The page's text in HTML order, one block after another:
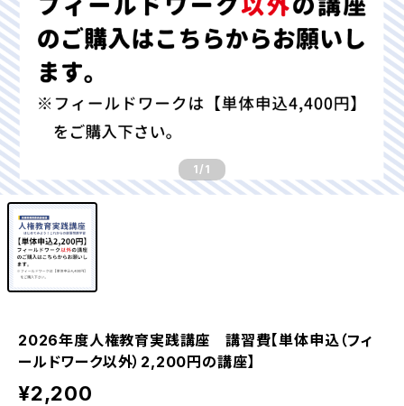
1 /1
2026年度人権教育実践講座 講習費【単体申込（フィ
ールドワーク以外）2,200円の講座】
¥2,200